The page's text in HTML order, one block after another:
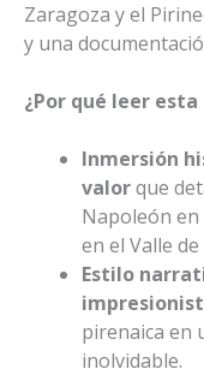
Zaragoza y el
y una
¿Por qué leer esta
Inmersión
valorque
Napoleón en
en el Valle de
Estilo
pirenaica en
inolvidable.